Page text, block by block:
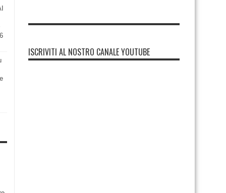
ISCRIVITI AL NOSTRO CANALE YOUTUBE